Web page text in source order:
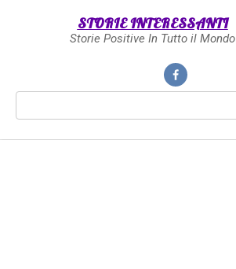
STORIE INTERESSANTI
Storie Positive In Tutto il Mondo